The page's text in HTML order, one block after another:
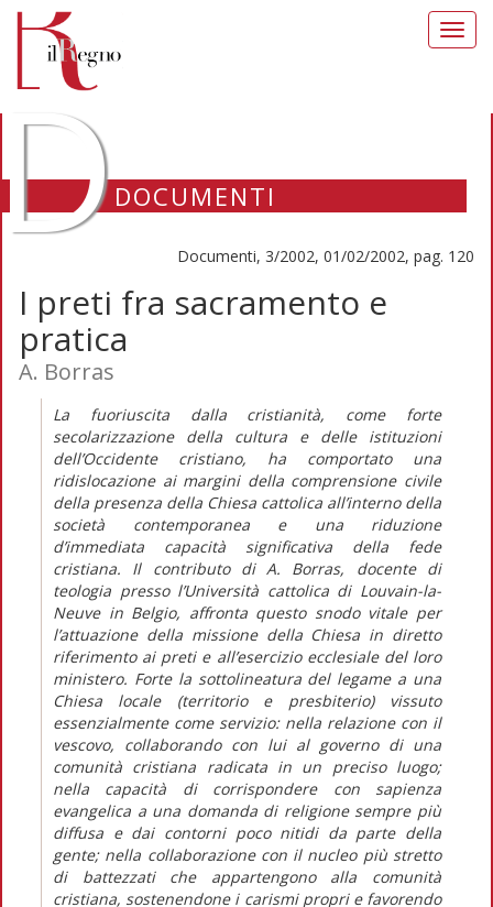
DOCUMENTI
Documenti, 3/2002, 01/02/2002, pag. 120
I preti fra sacramento e
pratica
A. Borras
La fuoriuscita dalla cristianità, come forte
secolarizzazione della cultura e delle istituzioni
dell’Occidente cristiano, ha comportato una
ridislocazione ai margini della comprensione civile
della presenza della Chiesa cattolica all’interno della
società contemporanea e una riduzione
d’immediata capacità significativa della fede
cristiana. Il contributo di A. Borras, docente di
teologia presso l’Università cattolica di Louvain-la-
Neuve in Belgio, affronta questo snodo vitale per
l’attuazione della missione della Chiesa in diretto
riferimento ai preti e all’esercizio ecclesiale del loro
ministero. Forte la sottolineatura del legame a una
Chiesa locale (territorio e presbiterio) vissuto
essenzialmente come servizio: nella relazione con il
vescovo, collaborando con lui al governo di una
comunità cristiana radicata in un preciso luogo;
nella capacità di corrispondere con sapienza
evangelica a una domanda di religione sempre più
diffusa e dai contorni poco nitidi da parte della
gente; nella collaborazione con il nucleo più stretto
di battezzati che appartengono alla comunità
cristiana, sostenendone i carismi propri e favorendo